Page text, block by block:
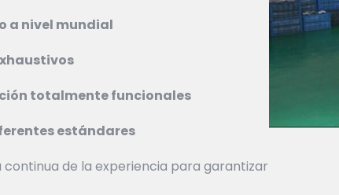
a nivel mundial
totalmente funcionales
estándares
de la experiencia para garantizar